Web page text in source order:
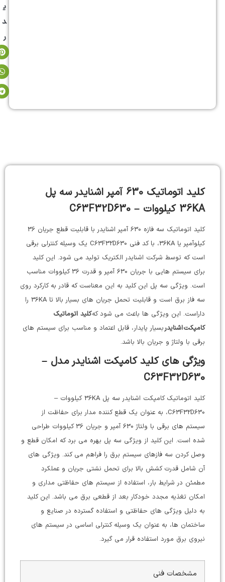
ی
د
ر
کلید اتوماتیک 630 آمپر اشنایدر سه پل
36KA کیلووات – C63F32D630
کلید اتوماتیک سه فازه 630 آمپر اشنایدر با قابلیت قطع جریان 36
کیلوآمپر یا 36KA، با کد فنی C63F32D630 یک وسیله کنترلی برقی
است که توسط شرکت اشنایدر الکتریک تولید می شود. این کلید
برای سیستم هایی با جریان 630 آمپر و قدرت 36 کیلووات مناسب
است. ویژگی سه پل این کلید به این معناست که قادر به کارکرد روی
سه فاز برق است و قابلیت تحمل جریان های بسیار بالا تا 36KA را
داراست. این ویژگی ها باعث می شود کهکلید اتوماتیک
کامپکت اشنایدربسیار پایدار، قابل اعتماد و مناسب برای سیستم های
برقی با ولتاژ و جریان بالا باشد.
ویژگی های کلید کامپکت اشنایدر مدل –
C63F32D630
کلید اتوماتیک کامپکت اشنایدر سه پل 36KA کیلووات –
C63F32D630، به عنوان یک قطع کننده مدار برای حفاظت از
سیستم های برقی با ولتاژ 630 آمپر و جریان 36 کیلووات طراحی
شده است. این کلید از ویژگی سه پل بهره می برد که امکان قطع و
وصل کردن سه فازهای سیستم برق را فراهم می کند. ویژگی های
آن شامل قدرت کشش بالا برای تحمل نشتی جریان و عملکرد
مطمئن در شرایط بار، استفاده از سیستم های حفاظتی مداری و
امکان تغذیه مجدد خودکار بعد از قطعی برق می باشد. این کلید
به دلیل ویژگی های حفاظتی و استفاده گسترده در صنایع و
ساختمان ها، به عنوان یک وسیله کنترلی اساسی در سیستم های
نیروی برق مورد استفاده قرار می گیرد.
مشخصات فنی